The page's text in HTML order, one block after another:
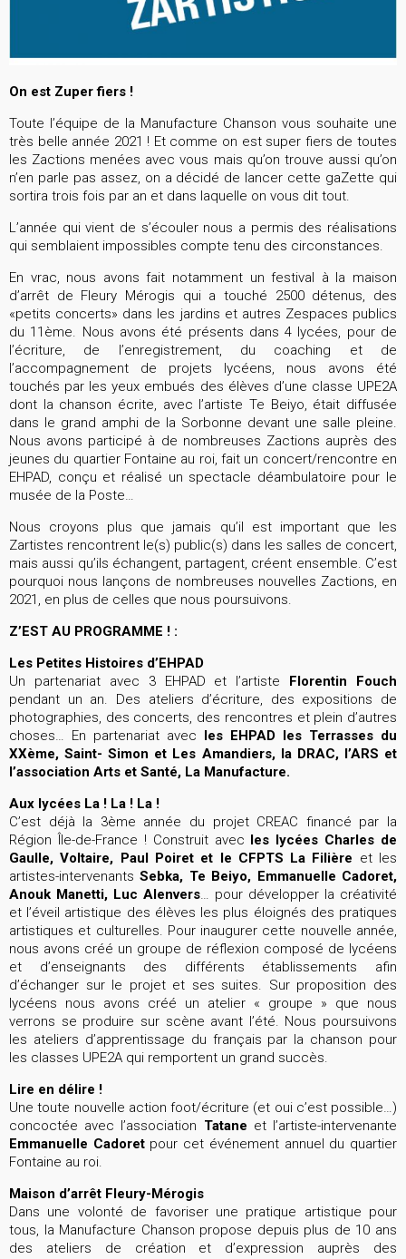
On est Zuper fiers !
Toute l’équipe de la Manufacture Chanson vous souhaite une
très belle année 2021 ! Et comme on est super fiers de toutes
les Zactions menées avec vous mais qu’on trouve aussi qu’on
n’en parle pas assez, on a décidé de lancer cette gaZette qui
sortira trois fois par an et dans laquelle on vous dit tout.
L’année qui vient de s’écouler nous a permis des réalisations
qui semblaient impossibles compte tenu des circonstances.
En vrac, nous avons fait notamment un festival à la maison
d’arrêt de Fleury Mérogis qui a touché 2500 détenus, des
«petits concerts» dans les jardins et autres Zespaces publics
du 11ème. Nous avons été présents dans 4 lycées, pour de
l’écriture, de l’enregistrement, du coaching et de
l’accompagnement de projets lycéens, nous avons été
touchés par les yeux embués des élèves d’une classe UPE2A
dont la chanson écrite, avec l’artiste Te Beiyo, était diffusée
dans le grand amphi de la Sorbonne devant une salle pleine.
Nous avons participé à de nombreuses Zactions auprès des
jeunes du quartier Fontaine au roi, fait un concert/rencontre en
EHPAD, conçu et réalisé un spectacle déambulatoire pour le
musée de la Poste…
Nous croyons plus que jamais qu’il est important que les
Zartistes rencontrent le(s) public(s) dans les salles de concert,
mais aussi qu’ils échangent, partagent, créent ensemble. C’est
pourquoi nous lançons de nombreuses nouvelles Zactions, en
2021, en plus de celles que nous poursuivons.
Z’EST AU PROGRAMME ! :
Les Petites Histoires d’EHPAD
Un partenariat avec 3 EHPAD et l’artiste
Florentin Fouch
pendant un an. Des ateliers d’écriture, des expositions de
photographies, des concerts, des rencontres et plein d’autres
choses… En partenariat avec
les EHPAD les Terrasses du
XXème, Saint- Simon et Les Amandiers, la DRAC, l’ARS et
l’association Arts et Santé, La Manufacture.
Aux lycées La ! La ! La !
C’est déjà la 3ème année du projet CREAC financé par la
Région Île-de-France ! Construit avec
les lycées Charles de
Gaulle, Voltaire, Paul Poiret et le CFPTS La Filière et les
artistes-intervenantsSebka, Te Beiyo, Emmanuelle Cadoret,
Anouk Manetti, Luc Alenvers… pour développer la créativité
et l’éveil artistique des élèves les plus éloignés des pratiques
artistiques et culturelles. Pour inaugurer cette nouvelle année,
nous avons créé un groupe de réflexion composé de lycéens
et d’enseignants des différents établissements afin
d’échanger sur le projet et ses suites. Sur proposition des
lycéens nous avons créé un atelier « groupe » que nous
verrons se produire sur scène avant l’été. Nous poursuivons
les ateliers d’apprentissage du français par la chanson pour
les classes UPE2A qui remportent un grand succès.
Lire en délire !
Une toute nouvelle action foot/écriture (et oui c’est possible…)
concoctée avec l’association Tatane et l’artiste-intervenante
Emmanuelle Cadoretpour cet événement annuel du quartier
Fontaine au roi.
Maison d’arrêt Fleury-Mérogis
Dans une volonté de favoriser une pratique artistique pour
tous, la Manufacture Chanson propose depuis plus de 10 ans
des ateliers de création et d’expression auprès des